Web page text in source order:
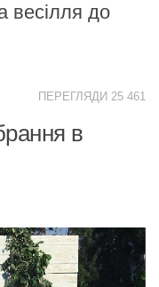
весілля до
ПЕРЕГЛЯДИ 25 461
в